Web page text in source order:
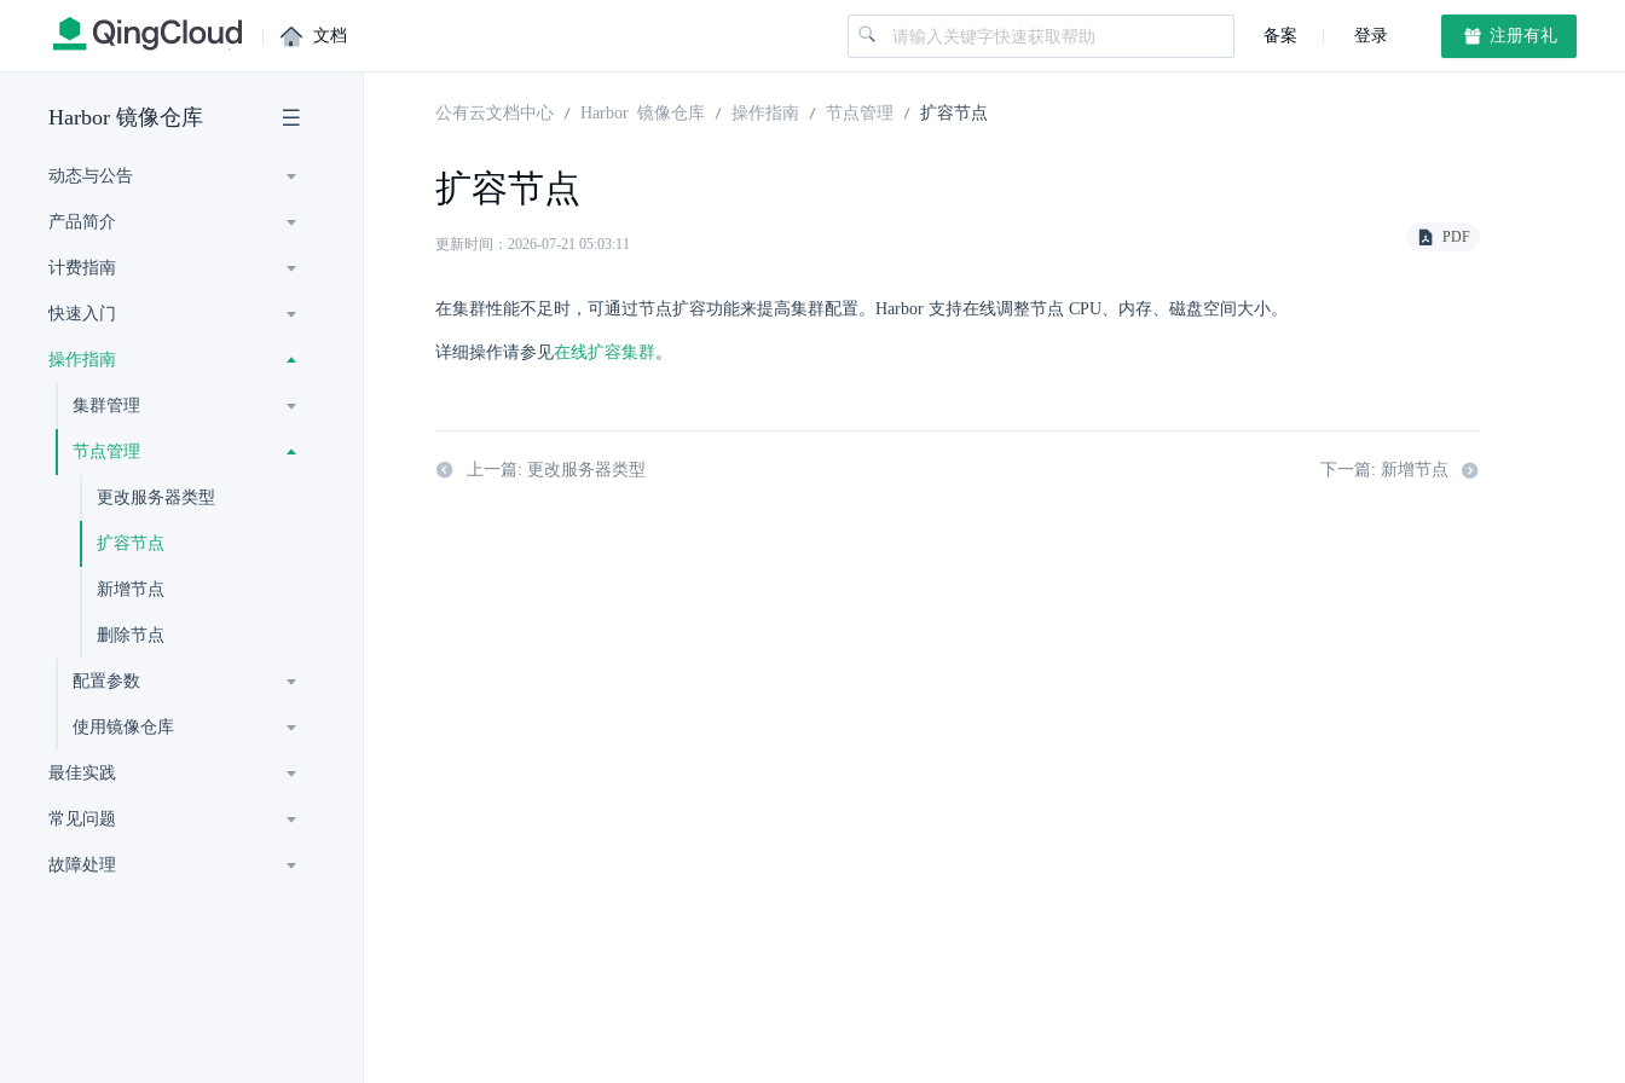
| 文档 备案 登录 注册有礼
Harbor 镜像仓库
动态与公告
产品简介
计费指南
快速入门
操作指南
集群管理
节点管理
更改服务器类型
扩容节点
新增节点
删除节点
配置参数
使用镜像仓库
最佳实践
常见问题
故障处理
公有云文档中心 Harbor 镜像仓库 操作指南 节点管理 扩容节点
扩容节点
更新时间：2026-07-21 05:03:11 PDF
在集群性能不足时，可通过节点扩容功能来提高集群配置。Harbor 支持在线调整节点 CPU、内存、磁盘空间大小。
详细操作请参见在线扩容集群。
上一篇: 更改服务器类型 下一篇: 新增节点